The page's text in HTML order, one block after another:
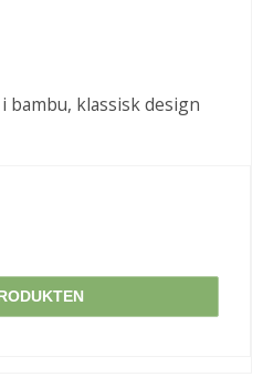
bambu, klassisk design